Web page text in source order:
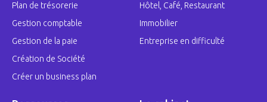
Plan de trésorerie
Gestion comptable
Gestion de la paie
Création de Société
Créer un business plan
Hôtel, Café, Restaurant
Immobilier
Entreprise en difficulté